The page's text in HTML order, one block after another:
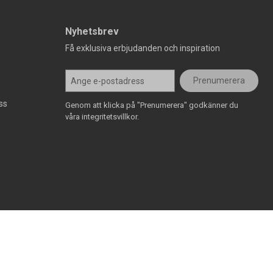
Nyhetsbrev
Få exklusiva erbjudanden och inspiration
Prenumerera
Genom att klicka på "Prenumerera" godkänner du
våra integritetsvillkor.